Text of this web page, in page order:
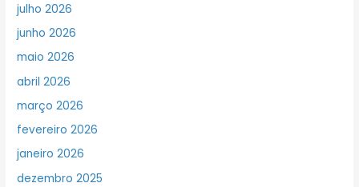
julho 2026
junho 2026
maio 2026
abril 2026
março 2026
fevereiro 2026
janeiro 2026
dezembro 2025